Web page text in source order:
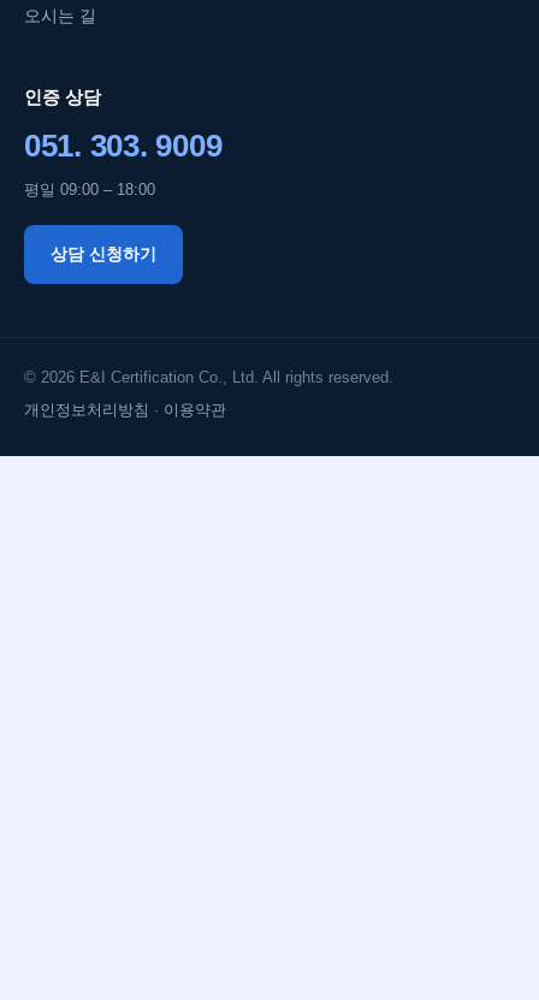
오시는 길
인증 상담
051. 303. 9009
평일 09:00 – 18:00
상담 신청하기
© 2026 E&I Certification Co., Ltd. All rights reserved.
개인정보처리방침 · 이용약관